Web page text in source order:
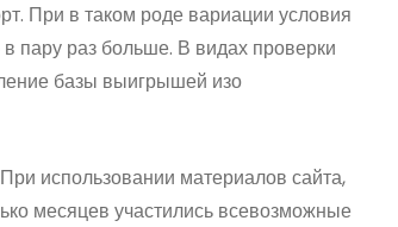
При в таком роде вариации условия
пару раз больше. В видах проверки
базы выигрышей изо
использовании материалов сайта,
месяцев участились всевозможные